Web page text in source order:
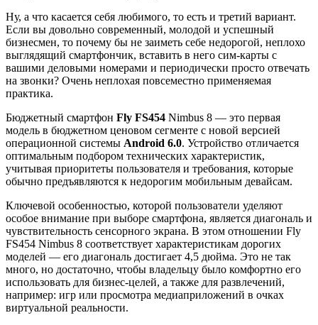
Ну, а что касается себя любимого, то есть и третий вариант.
Если вы довольно современный, молодой и успешный
бизнесмен, то почему бы не заиметь себе недорогой, неплохо
выглядящий смартфончик, вставить в него сим-карты с
вашими деловыми номерами и периодически просто отвечать
на звонки? Очень неплохая повсеместно применяемая
практика.
Бюджетный смартфон Fly FS454 Nimbus 8 — это первая
модель в бюджетном ценовом сегменте с новой версией
операционной системы Android 6.0. Устройство отличается
оптимальным подбором технических характеристик,
учитывая приоритеты пользователя и требования, которые
обычно предъявляются к недорогим мобильным девайсам.
Ключевой особенностью, которой пользователи уделяют
особое внимание при выборе смартфона, является диагональ и
чувствительность сенсорного экрана. В этом отношении Fly
FS454 Nimbus 8 соответствует характеристикам дорогих
моделей — его диагональ достигает 4,5 дюйма. Это не так
много, но достаточно, чтобы владельцу было комфортно его
использовать для бизнес-целей, а также для развлечений,
например: игр или просмотра медиаприложений в очках
виртуальной реальности.